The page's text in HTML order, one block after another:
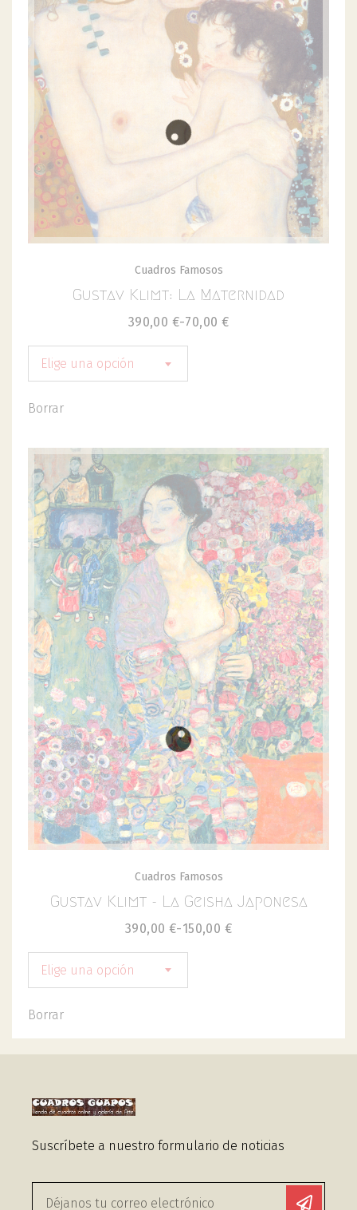
Cuadros Famosos
Gustav Klimt: La Maternidad
70,00 €
-
390,00 €
Elige una opción
Borrar
Cuadros Famosos
Gustav Klimt - La Geisha Japonesa
150,00 €
-
390,00 €
Elige una opción
Borrar
Suscríbete a nuestro formulario de noticias